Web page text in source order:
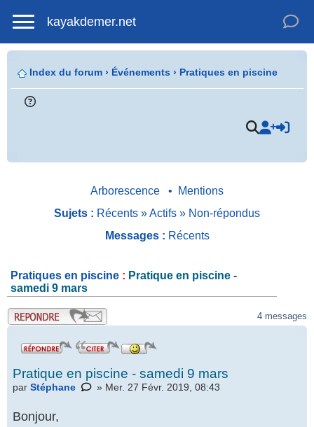
kayakdemer.net
Index du forum › Événements › Pratiques en piscine
Arborescence •
Mentions
Sujets : Récents »Actifs » Non-répondus
Messages : Récents
Pratiques en piscine : Pratique en piscine -
samedi 9 mars
.
4 messages
Pratique en piscine - samedi 9 mars
par Stéphane » Mer. 27 Févr. 2019, 08:43
Bonjour,